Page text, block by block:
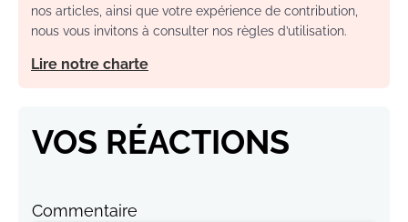
nos articles, ainsi que votre expérience de contribution,
nous vous invitons à consulter nos règles d’utilisation.
Lire notre charte
VOS RÉACTIONS
Commentaire